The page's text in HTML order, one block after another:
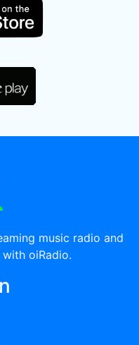
music radio and
oiRadio.